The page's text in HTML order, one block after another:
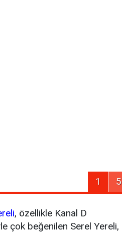
1 5
, özellikle Kanal D
çok beğenilen Serel Yereli,